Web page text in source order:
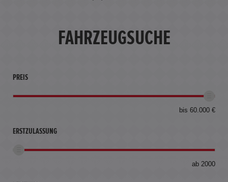
FAHRZEUGSUCHE
PREIS
bis 60.000 €
ERSTZULASSUNG
ab 2000